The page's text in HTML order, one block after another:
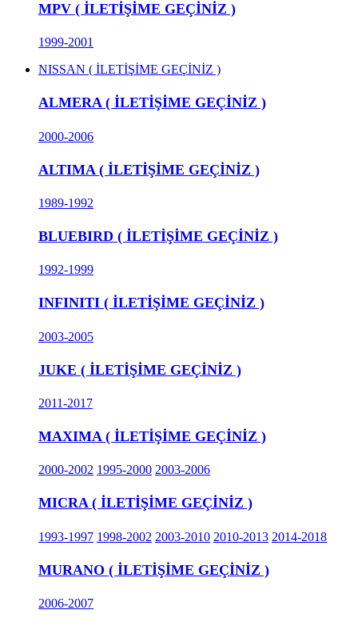
MPV ( İLETİŞİME GEÇİNİZ )
1999-2001
NISSAN ( İLETİŞİME GEÇİNİZ )
ALMERA ( İLETİŞİME GEÇİNİZ )
2000-2006
ALTIMA ( İLETİŞİME GEÇİNİZ )
1989-1992
BLUEBIRD ( İLETİŞİME GEÇİNİZ )
1992-1999
INFINITI ( İLETİŞİME GEÇİNİZ )
2003-2005
JUKE ( İLETİŞİME GEÇİNİZ )
2011-2017
MAXIMA ( İLETİŞİME GEÇİNİZ )
2000-2002 1995-2000 2003-2006
MICRA ( İLETİŞİME GEÇİNİZ )
1993-1997 1998-2002 2003-2010 2010-2013 2014-2018
MURANO ( İLETİŞİME GEÇİNİZ )
2006-2007